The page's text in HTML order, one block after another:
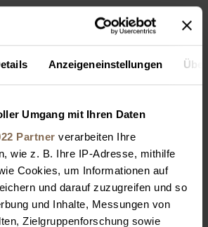
Anzeigeneinstellungen
Umgang mit Ihren Daten
Partner verarbeiten Ihre
wie z. B. Ihre IP-Adresse, mithilfe
Cookies, um Informationen auf
und darauf zuzugreifen und so
und Inhalte, Messungen von
Zielgruppenforschung sowie
Melden, Feedback und
Kontaktangaben
dierhagen.de aufgefallen? Dann
und bemühen uns, die gemeldeten
Rahmen der technischen und
Möglichkeiten schnellstmöglich zu
Sie uns mit, auf welche Seite und
Sie auf Barrieren gestoßen sind.